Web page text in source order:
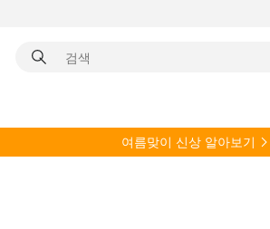
여름맞이 신상 알아보기